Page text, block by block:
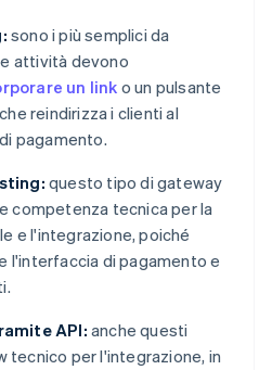
sono i più semplici da
attività devono
un link o un pulsante
reindirizza i clienti al
di pagamento.
questo tipo di gateway
competenza tecnica per la
e l'integrazione, poiché
l'interfaccia di pagamento e
API:anche questi
tecnico per l'integrazione, in